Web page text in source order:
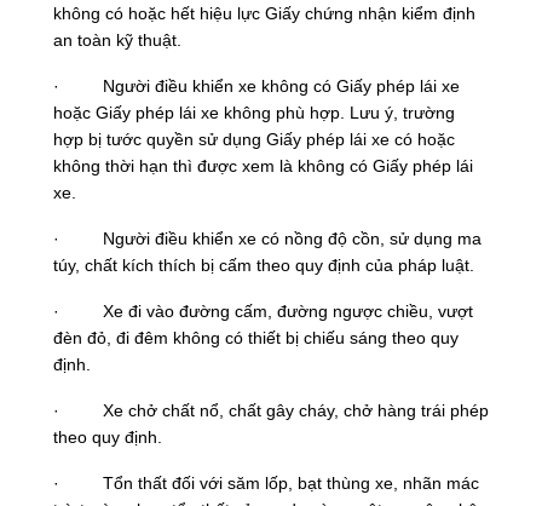
không có hoặc hết hiệu lực Giấy chứng nhận kiểm định
an toàn kỹ thuật.
· Người điều khiển xe không có Giấy phép lái xe
hoặc Giấy phép lái xe không phù hợp. Lưu ý, trường
hợp bị tước quyền sử dụng Giấy phép lái xe có hoặc
không thời hạn thì được xem là không có Giấy phép lái
xe.
· Người điều khiển xe có nồng độ cồn, sử dụng ma
túy, chất kích thích bị cấm theo quy định của pháp luật.
· Xe đi vào đường cấm, đường ngược chiều, vượt
đèn đỏ, đi đêm không có thiết bị chiếu sáng theo quy
định.
· Xe chở chất nổ, chất gây cháy, chở hàng trái phép
theo quy định.
· Tổn thất đối với săm lốp, bạt thùng xe, nhãn mác